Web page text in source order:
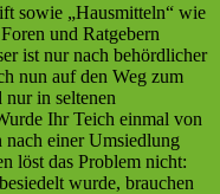
sowie „Hausmitteln“ wie
und Ratgebern
ist nur nach behördlicher
nun auf den Weg zum
in seltenen
Ihr Teich einmal von
nach einer Umsiedlung
löst das Problem nicht:
wurde, brauchen